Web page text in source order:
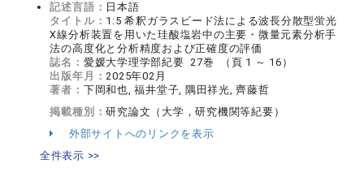
記述言語： 日本語
タイトル： 1:5 希釈ガラスビード法による波長分散型蛍光
X線分析装置を用いた珪酸塩岩中の主要・微量元素分析手
法の高度化と分析精度および正確度の評価
誌名： 愛媛大学理学部紀要 27巻 （頁 1 ～ 16）
出版年月：2025年02月
著者： 下岡和也, 福井堂子, 隅田祥光, 齊藤哲
掲載種別：研究論文（大学，研究機関等紀要）
外部サイトへのリンクを表示
全件表示 >>